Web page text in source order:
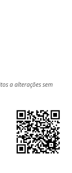
a alterações sem